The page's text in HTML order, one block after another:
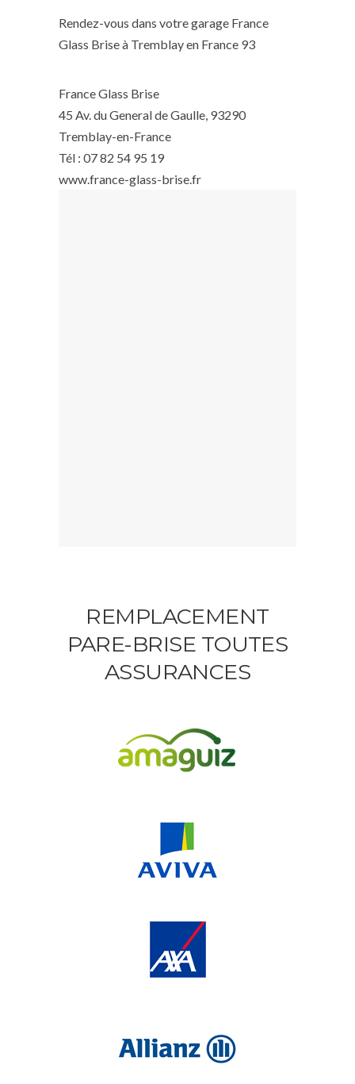
Rendez-vous dans votre garage France
Glass Brise à Tremblay en France 93
France Glass Brise
45 Av. du General de Gaulle, 93290
Tremblay-en-France
Tél : 07 82 54 95 19
www.france-glass-brise.fr
REMPLACEMENT
PARE-BRISE TOUTES
ASSURANCES